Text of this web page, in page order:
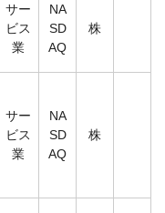
サー
ビス
業
NA
SD
AQ
株
サー
ビス
業
NA
SD
AQ
株